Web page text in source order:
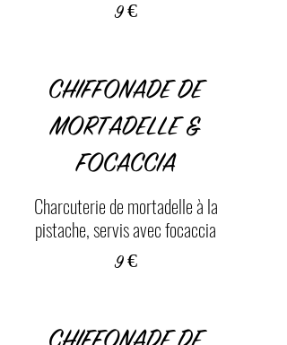
9 €
CHIFFONADE DE
MORTADELLE &
FOCACCIA
Charcuterie de mortadelle à la
pistache, servis avec focaccia
9 €